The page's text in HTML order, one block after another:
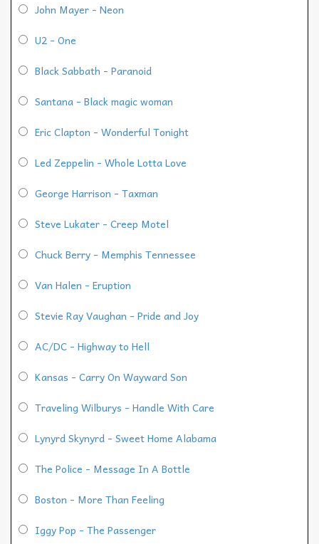
John Mayer - Neon
U2 - One
Black Sabbath - Paranoid
Santana - Black magic woman
Eric Clapton - Wonderful Tonight
Led Zeppelin - Whole Lotta Love
George Harrison - Taxman
Steve Lukater - Creep Motel
Chuck Berry - Memphis Tennessee
Van Halen - Eruption
Stevie Ray Vaughan - Pride and Joy
AC/DC - Highway to Hell
Kansas - Carry On Wayward Son
Traveling Wilburys - Handle With Care
Lynyrd Skynyrd - Sweet Home Alabama
The Police - Message In A Bottle
Boston - More Than Feeling
Iggy Pop - The Passenger